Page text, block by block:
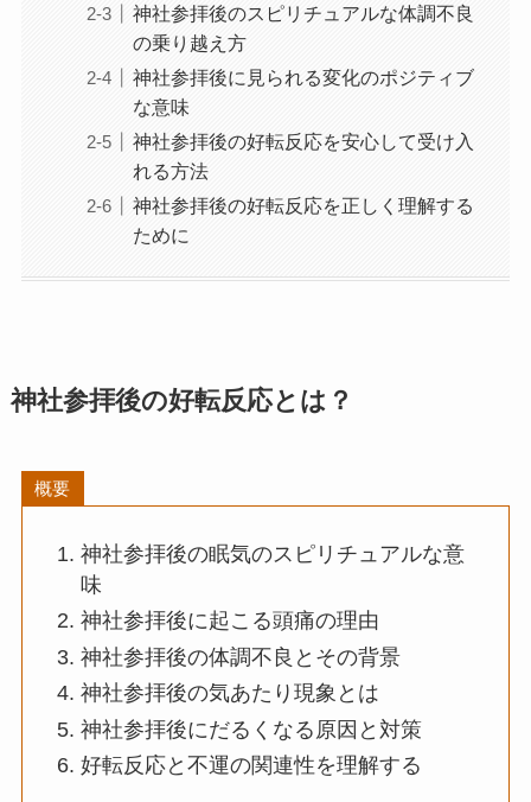
神社参拝後のスピリチュアルな体調不良
の乗り越え方
神社参拝後に見られる変化のポジティブ
な意味
神社参拝後の好転反応を安心して受け入
れる方法
神社参拝後の好転反応を正しく理解する
ために
神社参拝後の好転反応とは？
概要
神社参拝後の眠気のスピリチュアルな意
味
神社参拝後に起こる頭痛の理由
神社参拝後の体調不良とその背景
神社参拝後の気あたり現象とは
神社参拝後にだるくなる原因と対策
好転反応と不運の関連性を理解する